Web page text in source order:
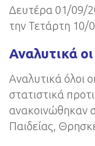
Δευτέρα 01/09/
την Τετάρτη 10/
Αναλυτικά
Αναλυτικά όλοι
στατιστικά
ανακοινώθηκαν
Παιδείας,